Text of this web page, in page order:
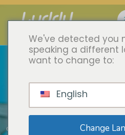
Produzione
Casa Produzione snella
We've detected you
speaking a different
want to change to:
English
Change